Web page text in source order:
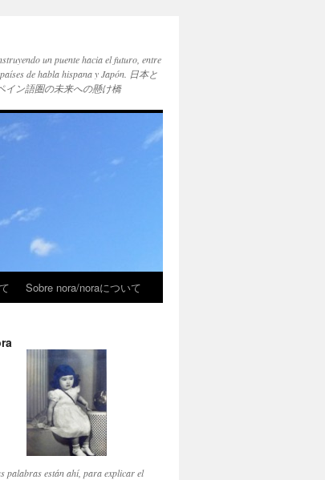
un puente hacia el futuro, entre
de habla hispana y Japón. 日本と
イン語圏の未来への懸け橋
Sobre nora/noraについて
palabras están ahí, para explicar el